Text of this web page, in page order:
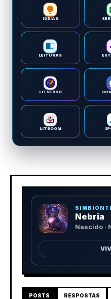
IDEIAS
LEITURAS
LITVERSO
LITBOOM
Nebria
Nascido ·
POSTS RESPOSTAS